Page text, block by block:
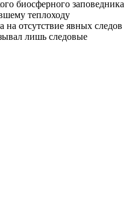
биосферного заповедника
теплоходу
отсутствие явных следов
лишь следовые